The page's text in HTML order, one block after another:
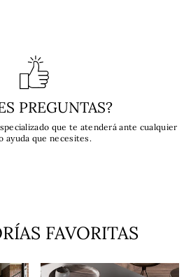
PREGUNTAS?
que te atenderá ante cualquier
ayuda que necesites.
FAVORITAS